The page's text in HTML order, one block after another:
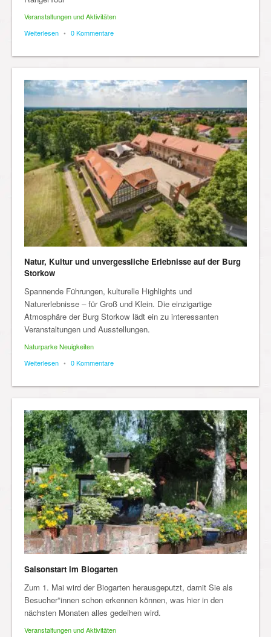
Veranstaltungen und Aktivitäten
Weiterlesen • 0 Kommentare
Natur, Kultur und unvergessliche Erlebnisse auf der Burg
Storkow
Spannende Führungen, kulturelle Highlights und
Naturerlebnisse – für Groß und Klein. Die einzigartige
Atmosphäre der Burg Storkow lädt ein zu interessanten
Veranstaltungen und Ausstellungen.
Naturparke Neuigkeiten
Weiterlesen • 0 Kommentare
Saisonstart im Biogarten
Zum 1. Mai wird der Biogarten herausgeputzt, damit Sie als
Besucher*innen schon erkennen können, was hier in den
nächsten Monaten alles gedeihen wird.
Veranstaltungen und Aktivitäten